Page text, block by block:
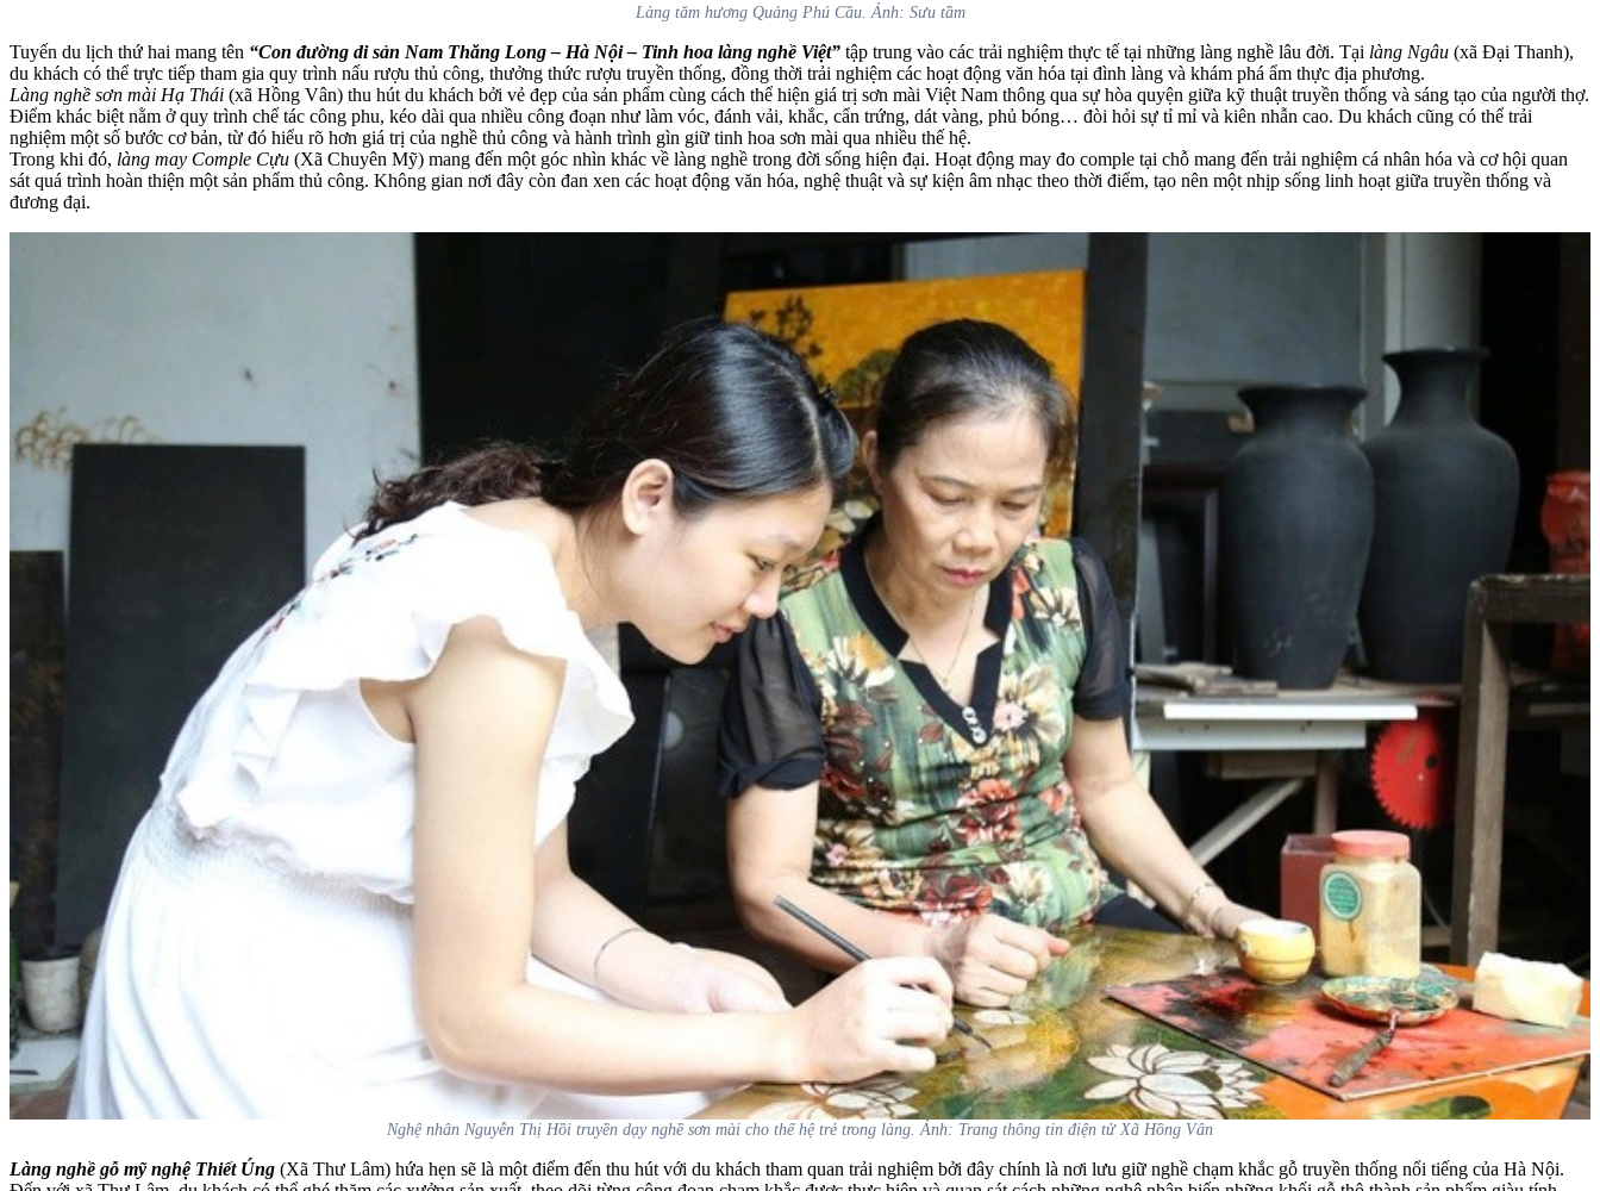
Làng tăm hương Quảng Phú Cầu. Ảnh: Sưu tầm
Tuyến du lịch thứ hai mang tên “Con đường di sản Nam Thăng Long – Hà Nội – Tinh hoa làng nghề Việt” tập trung vào các trải nghiệm thực tế tại những làng nghề lâu đời. Tại làng Ngâu (xã Đại Thanh),
du khách có thể trực tiếp tham gia quy trình nấu rượu thủ công, thưởng thức rượu truyền thống, đồng thời trải nghiệm các hoạt động văn hóa tại đình làng và khám phá ẩm thực địa phương.
Làng nghề sơn mài Hạ Thái (xã Hồng Vân) thu hút du khách bởi vẻ đẹp của sản phẩm cùng cách thể hiện giá trị sơn mài Việt Nam thông qua sự hòa quyện giữa kỹ thuật truyền thống và sáng tạo của người thợ.
Điểm khác biệt nằm ở quy trình chế tác công phu, kéo dài qua nhiều công đoạn như làm vóc, đánh vải, khắc, cẩn trứng, dát vàng, phủ bóng… đòi hỏi sự tỉ mỉ và kiên nhẫn cao. Du khách cũng có thể trải
nghiệm một số bước cơ bản, từ đó hiểu rõ hơn giá trị của nghề thủ công và hành trình gìn giữ tinh hoa sơn mài qua nhiều thế hệ.
Trong khi đó, làng may Comple Cựu (Xã Chuyên Mỹ) mang đến một góc nhìn khác về làng nghề trong đời sống hiện đại. Hoạt động may đo comple tại chỗ mang đến trải nghiệm cá nhân hóa và cơ hội quan
sát quá trình hoàn thiện một sản phẩm thủ công. Không gian nơi đây còn đan xen các hoạt động văn hóa, nghệ thuật và sự kiện âm nhạc theo thời điểm, tạo nên một nhịp sống linh hoạt giữa truyền thống và
đương đại.
Nghệ nhân Nguyễn Thị Hồi truyền dạy nghề sơn mài cho thế hệ trẻ trong làng. Ảnh: Trang thông tin điện tử Xã Hồng Vân
Làng nghề gỗ mỹ nghệ Thiết Úng (Xã Thư Lâm) hứa hẹn sẽ là một điểm đến thu hút với du khách tham quan trải nghiệm bởi đây chính là nơi lưu giữ nghề chạm khắc gỗ truyền thống nổi tiếng của Hà Nội.